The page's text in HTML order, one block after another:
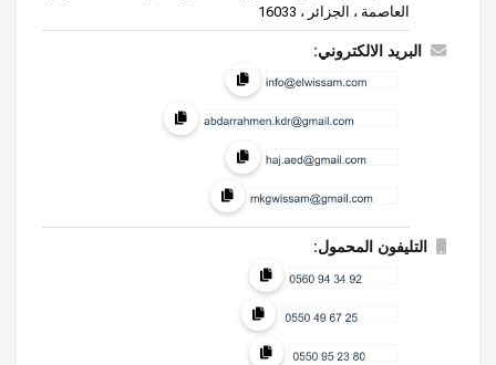
العاصمة ، الجزائر ، 16033
البريد الالكتروني:
التليفون المحمول: